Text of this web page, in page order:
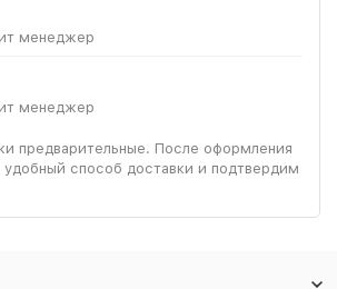
менеджер
менеджер
предварительные. После оформления
удобный способ доставки и подтвердим